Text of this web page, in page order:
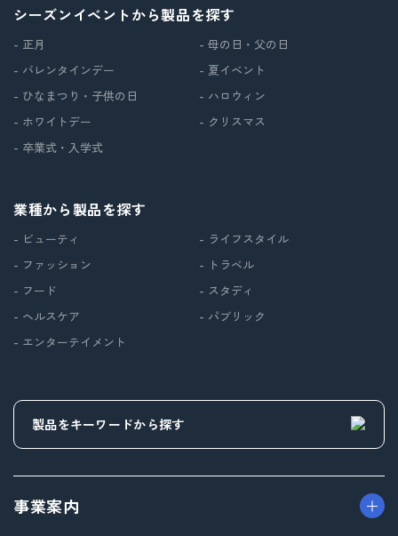
シーズンイベントから製品を探す
- 正月
- バレンタインデー
- ひなまつり・子供の日
- ホワイトデー
- 卒業式・入学式
- 母の日・父の日
- 夏イベント
- ハロウィン
- クリスマス
業種から製品を探す
- ビューティ
- ファッション
- フード
- ヘルスケア
- エンターテイメント
- ライフスタイル
- トラベル
- スタディ
- パブリック
事業案内